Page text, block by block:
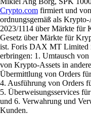
Crypto.com firmiert und
ordnungsgemäß als
2023/1114 über Märkte für
Gesetz über Märkte für
ist. Foris DAX MT Limited
erbringen: 1. Umtausch
von Krypto-Assets in
Übermittlung von Orders
4. Ausführung von Orders
5. Überweisungsservices
und 6. Verwahrung und
Kunden.